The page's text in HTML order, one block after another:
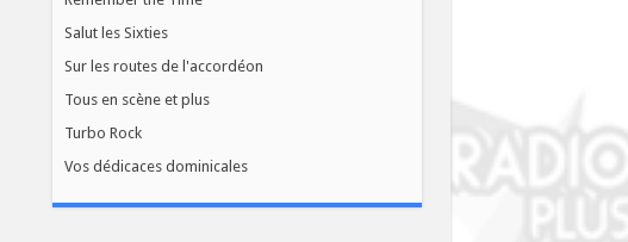
Salut les Sixties
Sur les routes de l'accordéon
Tous en scène et plus
Turbo Rock
Vos dédicaces dominicales